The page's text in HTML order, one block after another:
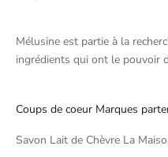
Mélusine est partie à la
ingrédients qui ont le pouvoir
Coups de coeur Marques
Savon Lait de Chèvre La